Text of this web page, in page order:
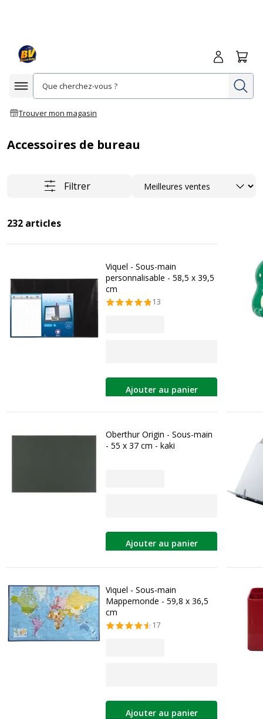
Afficher la navigation
Trouver mon magasin
Me
Accessoires de bureau
Filtrer Trier
232 articles
Viquel - Sous-main
personnalisable - 58,5 x 39,5
cm
13
Ajouter au panier
Oberthur Origin - Sous-main
- 55 x 37 cm - kaki
Ajouter au panier
Viquel - Sous-main
Mappemonde - 59,8 x 36,5
cm
17
Ajouter au panier